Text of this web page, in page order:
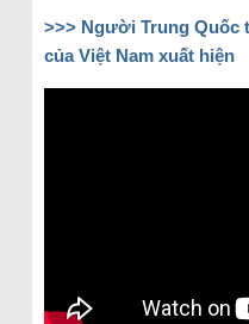
>>> Người Trung Quốc
của Việt Nam xuất hiện